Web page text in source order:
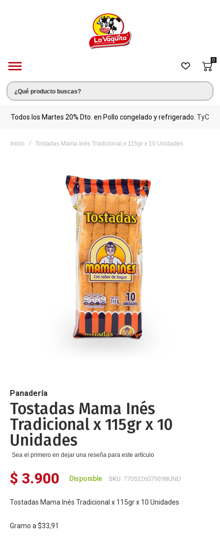
0
Todos los Martes 20% Dto. en Pollo congelado y refrigerado. TyC
Inicio Tostadas Mama Inés Tradicional x 115gr x 10 Unidades
de
la
galería
de
imágenes
Panadería
Tostadas Mama Inés
Tradicional x 115gr x 10
Unidades
Sea el primero en dejar una reseña para este artículo
$ 3.900 Disponible SKU 7705326079398UND
Tostadas Mama Inés Tradicional x 115gr x 10 Unidades
Gramo a $33,91